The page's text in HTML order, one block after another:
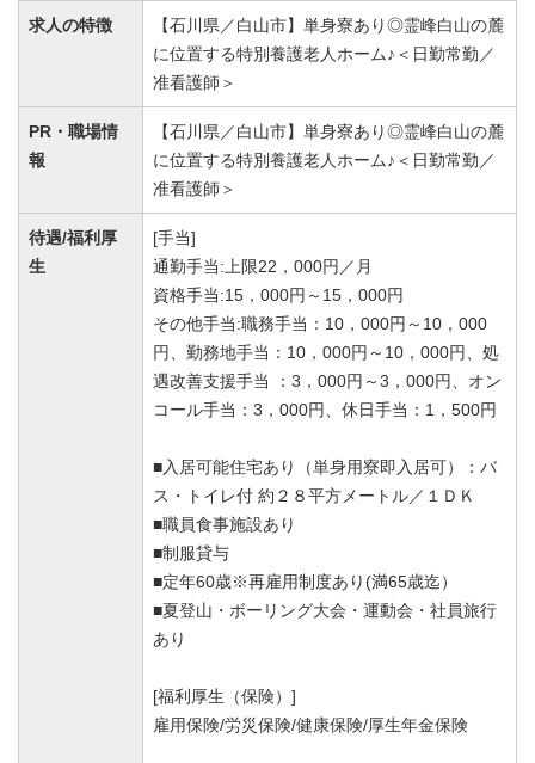
求人の特徴
【石川県／白山市】単身寮あり◎霊峰白山の麓
に位置する特別養護老人ホーム♪＜日勤常勤／
准看護師＞
PR・職場情
報
【石川県／白山市】単身寮あり◎霊峰白山の麓
に位置する特別養護老人ホーム♪＜日勤常勤／
准看護師＞
待遇/福利厚
生
[手当]
通勤手当:上限22，000円／月
資格手当:15，000円～15，000円
その他手当:職務手当：10，000円～10，000
円、勤務地手当：10，000円～10，000円、処
遇改善支援手当 ：3，000円～3，000円、オン
コール手当：3，000円、休日手当：1，500円
■入居可能住宅あり（単身用寮即入居可）：バ
ス・トイレ付 約２８平方メートル／１ＤＫ
■職員食事施設あり
■制服貸与
■定年60歳※再雇用制度あり(満65歳迄）
■夏登山・ボーリング大会・運動会・社員旅行
あり
[福利厚生（保険）]
雇用保険/労災保険/健康保険/厚生年金保険